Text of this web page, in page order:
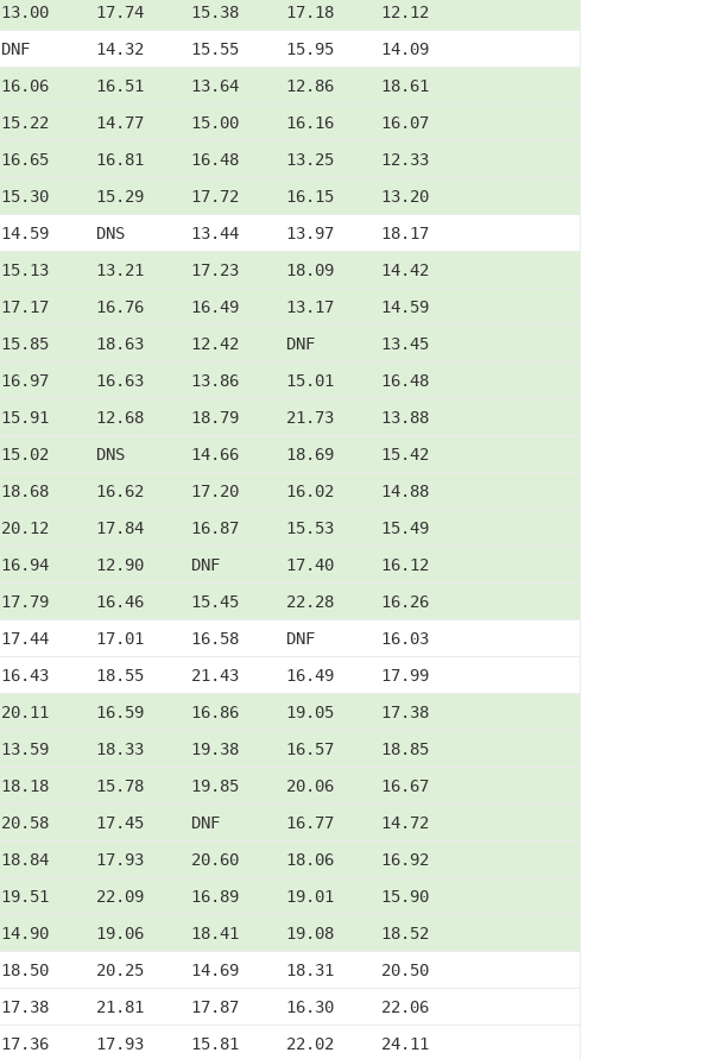
13.00     17.74     15.38     17.18     12.12
DNF       14.32     15.55     15.95     14.09
16.06     16.51     13.64     12.86     18.61
15.22     14.77     15.00     16.16     16.07
16.65     16.81     16.48     13.25     12.33
15.30     15.29     17.72     16.15     13.20
14.59     DNS       13.44     13.97     18.17
15.13     13.21     17.23     18.09     14.42
17.17     16.76     16.49     13.17     14.59
15.85     18.63     12.42     DNF       13.45
16.97     16.63     13.86     15.01     16.48
15.91     12.68     18.79     21.73     13.88
15.02     DNS       14.66     18.69     15.42
18.68     16.62     17.20     16.02     14.88
20.12     17.84     16.87     15.53     15.49
16.94     12.90     DNF       17.40     16.12
17.79     16.46     15.45     22.28     16.26
17.44     17.01     16.58     DNF       16.03
16.43     18.55     21.43     16.49     17.99
20.11     16.59     16.86     19.05     17.38
13.59     18.33     19.38     16.57     18.85
18.18     15.78     19.85     20.06     16.67
20.58     17.45     DNF       16.77     14.72
18.84     17.93     20.60     18.06     16.92
19.51     22.09     16.89     19.01     15.90
14.90     19.06     18.41     19.08     18.52
18.50     20.25     14.69     18.31     20.50
17.38     21.81     17.87     16.30     22.06
17.36     17.93     15.81     22.02     24.11